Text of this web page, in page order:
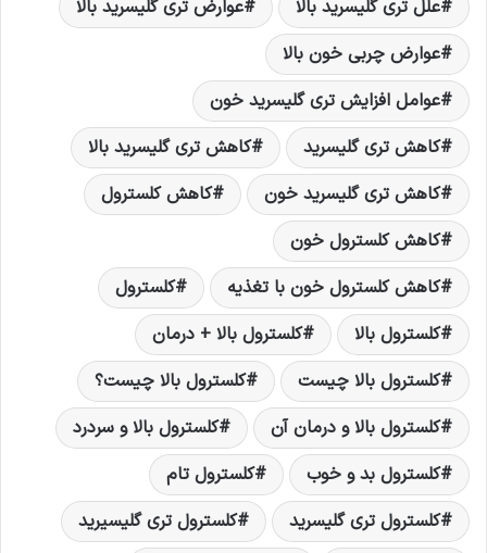
علل تری گلیسرید بالا
عوارض تری گلیسرید بالا
عوارض چربی خون بالا
عوامل افزایش تری گلیسرید خون
کاهش تری گلیسرید
کاهش تری گلیسرید بالا
کاهش تری گلیسرید خون
کاهش کلسترول
کاهش کلسترول خون
کاهش کلسترول خون با تغذیه
کلسترول
کلسترول بالا
کلسترول بالا + درمان
کلسترول بالا چیست
کلسترول بالا چیست؟
کلسترول بالا و درمان آن
کلسترول بالا و سردرد
کلسترول بد و خوب
کلسترول تام
کلسترول تری گلیسرید
کلسترول تری گلیسیرید